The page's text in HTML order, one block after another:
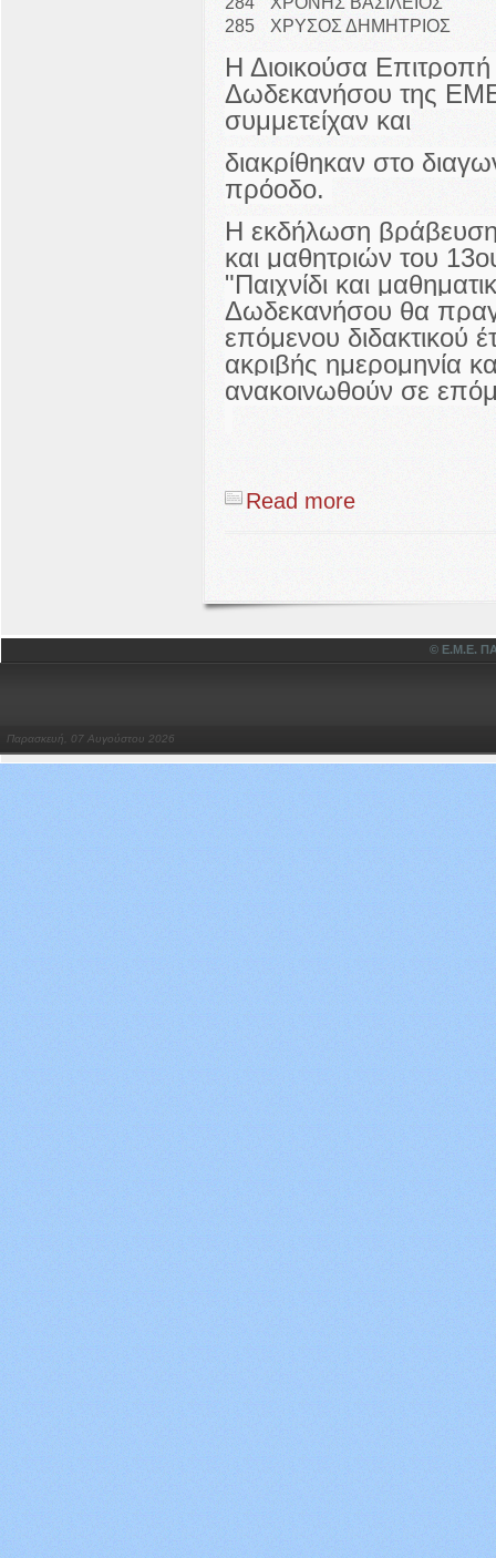
285
ΧΡΥΣΟΣ ΔΗΜΗΤΡΙΟΣ
Η Διοικούσα
Δωδεκανήσου της ΕΜΕ
συμμετείχαν και
διακρίθηκαν στο
πρόοδο.
Η εκδήλωση
και μαθητριών του
"Παιχνίδι και
Δωδεκανήσου θα
επόμενου διδακτικού
ακριβής ημερομηνία
ανακοινωθούν σε
Read more
© Ε.Μ.Ε.
Παρασκευή, 07 Αυγούστου 2026